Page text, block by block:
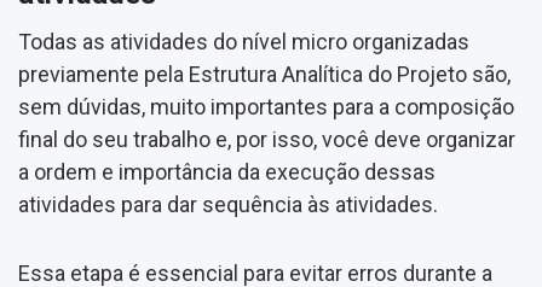
Todas as atividades do nível micro organizadas
previamente pela Estrutura Analítica do Projeto são,
sem dúvidas, muito importantes para a composição
final do seu trabalho e, por isso, você deve organizar
a ordem e importância da execução dessas
atividades para dar sequência às atividades.
Essa etapa é essencial para evitar erros durante a